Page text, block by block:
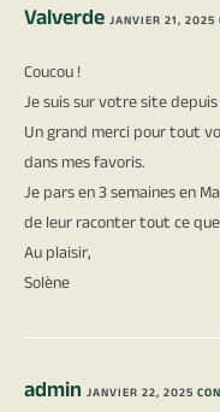
Valverde JANVIER 21, 2025
Coucou !
Je suis sur votre site
Un grand merci pour tout
dans mes favoris.
Je pars en 3 semaines en
de leur raconter tout ce
Au plaisir,
Solène
admin JANVIER 22, 2025